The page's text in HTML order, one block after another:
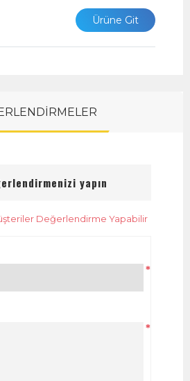
Ürüne Git
yapın
Değerlendirme Yapabilir
*
*